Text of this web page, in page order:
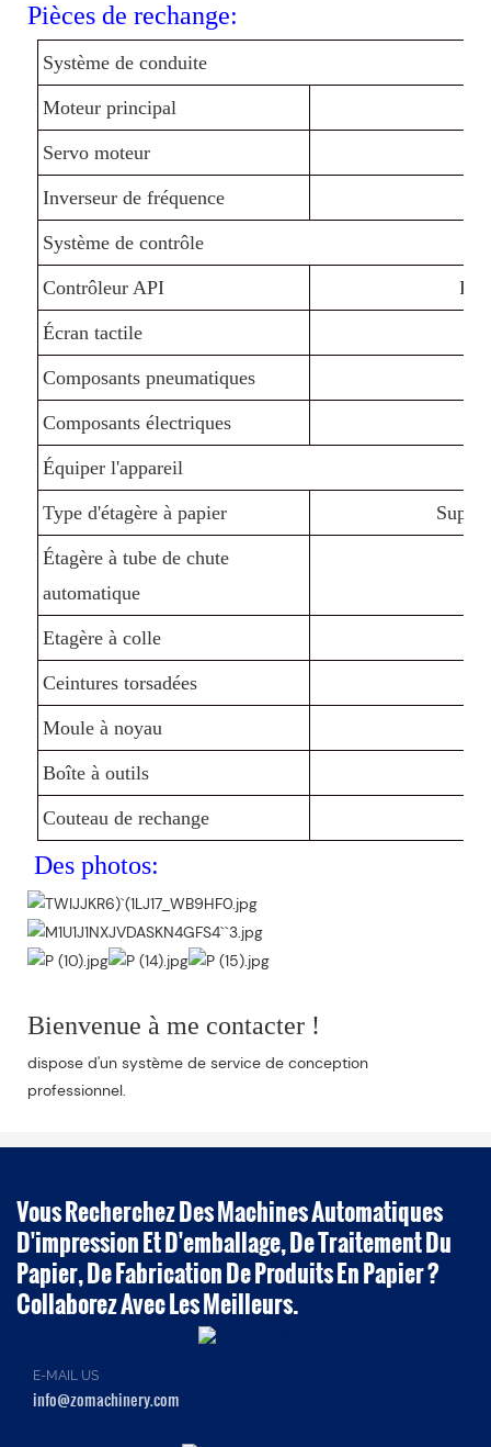
Pièces de rechange:
Système de conduite
Moteur principal
Servo moteur
Inverseur de fréquence
Système de contrôle
Contrôleur API
Écran tactile
Composants pneumatiques
Composants électriques
Équiper l'appareil
Type d'étagère à papier
Étagère à tube de chute
automatique
Etagère à colle
Ceintures torsadées
Moule à noyau
Boîte à outils
Couteau de rechange
Des photos:
Bienvenue à me contacter !
dispose d'un système de service de conception
professionnel.
Vous Recherchez Des Machines Automatiques
D'impression Et D'emballage, De Traitement Du
Papier, De Fabrication De Produits En Papier ?
Collaborez Avec Les Meilleurs.
E-MAIL US
info@zomachinery.com